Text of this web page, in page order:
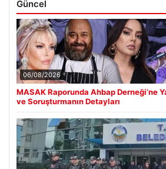
Güncel
06/08/2026
MASAK Raporunda Ahbap Derneği’ne
ve Soruşturmanın Detayları